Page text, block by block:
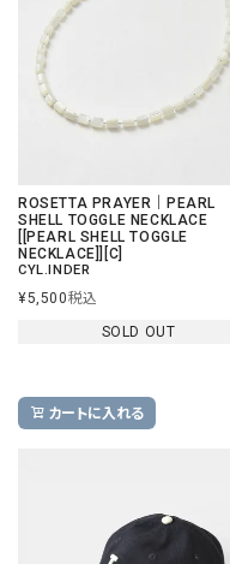
ROSETTA PRAYER｜PEARL
SHELL TOGGLE NECKLACE
[[PEARL SHELL TOGGLE
NECKLACE]][C]
CYL.INDER
¥5,500税込
SOLD OUT
カートに入れる